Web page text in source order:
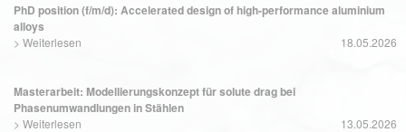
PhD position (f/m/d): Accelerated design of high-performance aluminium
alloys
> Weiterlesen 18.05.2026
Masterarbeit: Modellierungskonzept für solute drag bei
Phasenumwandlungen in Stählen
> Weiterlesen 13.05.2026